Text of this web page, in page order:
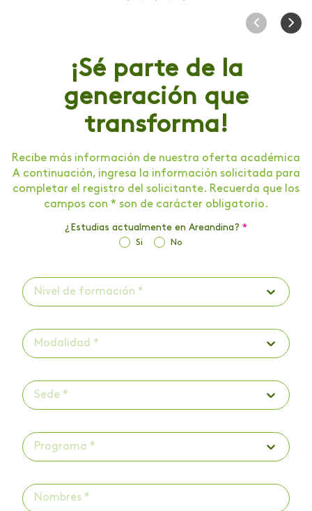
¡Sé parte de la
generación que
transforma!
Recibe más información de nuestra oferta académica
A continuación, ingresa la información solicitada para
completar el registro del solicitante. Recuerda que los
campos con * son de carácter obligatorio.
¿Estudias actualmente en Areandina? *
Si No
Nivel de formación *
Modalidad *
Sede *
Programa *